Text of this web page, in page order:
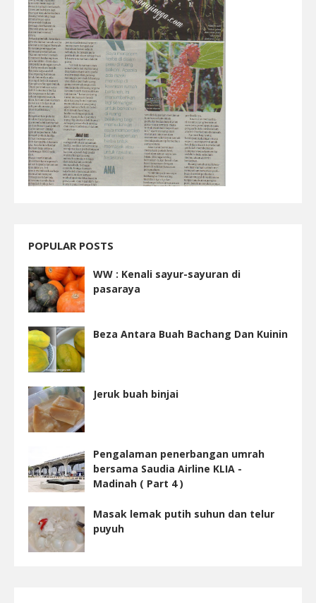
POPULAR POSTS
WW : Kenali sayur-sayuran di
pasaraya
Beza Antara Buah Bachang Dan Kuinin
Jeruk buah binjai
Pengalaman penerbangan umrah
bersama Saudia Airline KLIA -
Madinah ( Part 4 )
Masak lemak putih suhun dan telur
puyuh